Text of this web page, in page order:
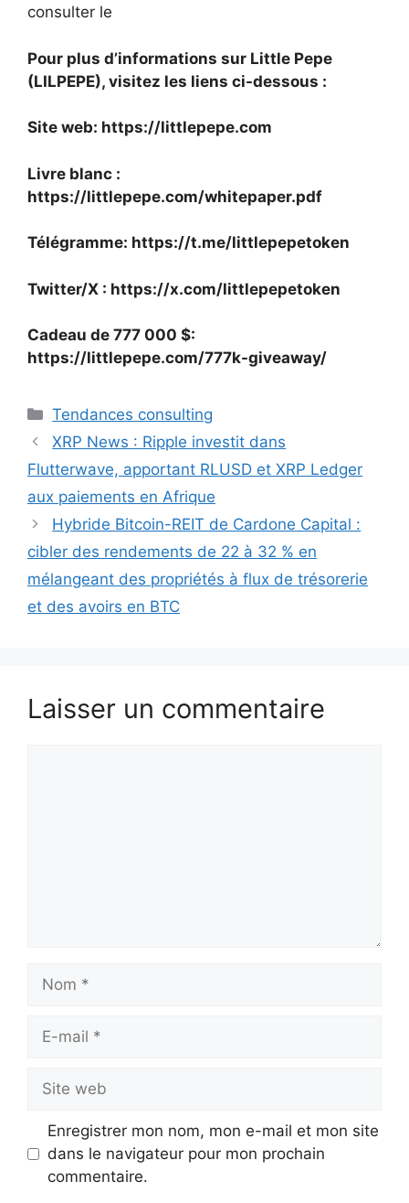
consulter le
Pour plus d’informations sur Little Pepe
(LILPEPE), visitez les liens ci-dessous :
Site web: https://littlepepe.com
Livre blanc :
https://littlepepe.com/whitepaper.pdf
Télégramme: https://t.me/littlepepetoken
Twitter/X : https://x.com/littlepepetoken
Cadeau de 777 000 $:
https://littlepepe.com/777k-giveaway/
Catégories
Tendances consulting
XRP News : Ripple investit dans
Flutterwave, apportant RLUSD et XRP Ledger
aux paiements en Afrique
Hybride Bitcoin-REIT de Cardone Capital :
cibler des rendements de 22 à 32 % en
mélangeant des propriétés à flux de trésorerie
et des avoirs en BTC
Laisser un commentaire
Nom
Site
web
Enregistrer mon nom, mon e-mail et mon site
dans le navigateur pour mon prochain
commentaire.